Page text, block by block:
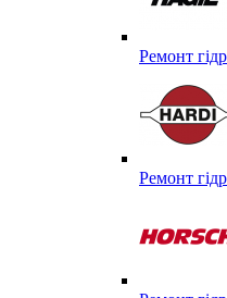
Ремонт
Ремонт